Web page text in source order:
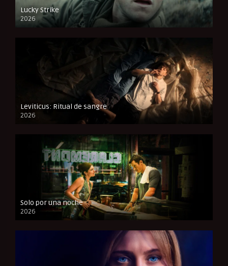
Lucky Strike
2026
FULL HD
Leviticus: Ritual de sangre
2026
FULL HD
Solo por una noche
2026
CAM